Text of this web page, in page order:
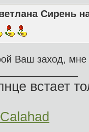
Сирень
Ваш заход,
встает